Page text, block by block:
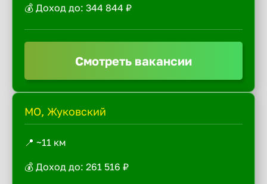
💰 Доход до: 344 844 ₽
Смотреть вакансии
МО, Жуковский
📍 ~11 км
💰 Доход до: 261 516 ₽